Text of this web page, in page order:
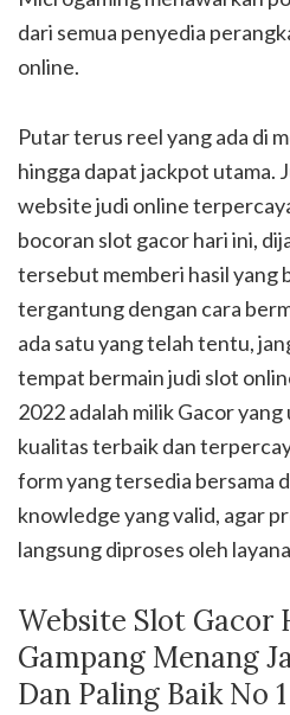
dari semua penyedia
online.
Putar terus reel yang ada di
hingga dapat jackpot utama.
website judi online
bocoran slot gacor hari ini,
tersebut memberi hasil yang
tergantung dengan cara
ada satu yang telah tentu,
tempat bermain judi slot
2022 adalah milik Gacor
kualitas terbaik dan
form yang tersedia bersama
knowledge yang valid, agar
langsung diproses oleh
Website Slot Gacor
Gampang Menang
Dan Paling Baik No